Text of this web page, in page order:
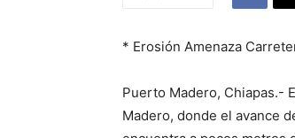
* Erosión Amenaza
Puerto Madero, Chiapas.-
Madero, donde el avance